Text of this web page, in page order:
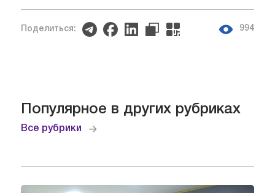
Поделиться: 994
Популярное в других рубриках
Все рубрики